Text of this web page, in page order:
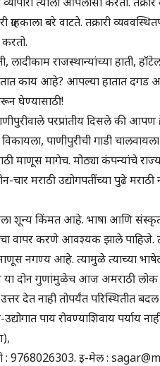
बरे वाटते. तक्रारी
लादीकाम राजस्थान्यांच्या हाती,
काय आहे? आपल्या हातात दगड
घेण्यासाठी!
परप्रांतीय दिसले
पाणीपुरीची गाडी
माणूस मागेच. मोठ्या कंपन्यांचे
मराठी उद्योगपतींच्या पुढे
शून्य किंमत आहे. भाषा आणि
वापर करणे आवश्यक झाले पाहिजे.
नगण्य आहे. त्यामुळे त्याच्या
या दोन गुणांमुळेच आज अमराठी लोक
देत नाही तोपर्यंत परिस्थितीत
पाय रोवण्याशिवाय पर्याय
: 9768026303. इ-मेल :